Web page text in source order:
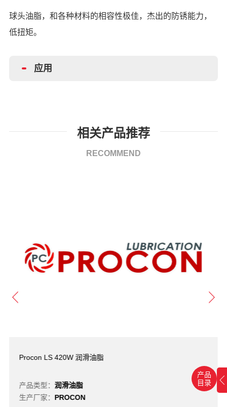
产品
目录
球头油脂，和各种材料的相容性极佳，杰出的防锈能力，
低扭矩。
应用
相关产品推荐
RECOMMEND
Procon LS 420W 润滑油脂
产品类型： 润滑油脂
生产厂家： PROCON